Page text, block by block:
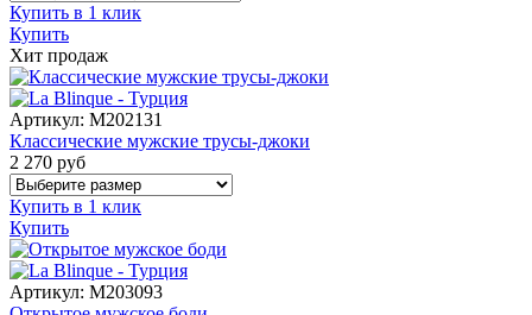
Купить в 1 клик
Купить
Хит продаж
Артикул: M202131
Классические мужские трусы-джоки
2 270 руб
Купить в 1 клик
Купить
Артикул: M203093